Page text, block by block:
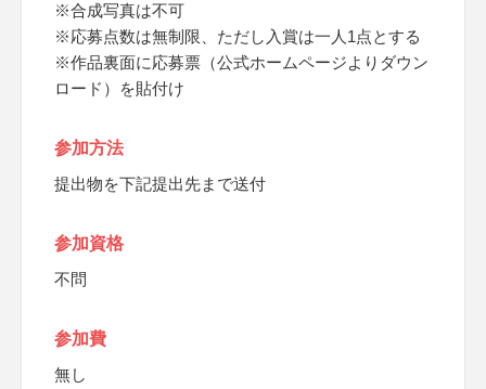
※合成写真は不可
※応募点数は無制限、ただし入賞は一人1点とする
※作品裏面に応募票（公式ホームページよりダウン
ロード）を貼付け
参加方法
提出物を下記提出先まで送付
参加資格
不問
参加費
無し